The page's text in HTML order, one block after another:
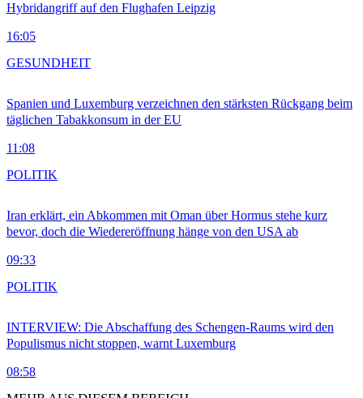
Hybridangriff auf den Flughafen Leipzig
16:05
Spanien und Luxemburg verzeichnen den stärksten Rückgang beim
täglichen Tabakkonsum in der EU
11:08
GESUNDHEIT
Iran erklärt, ein Abkommen mit Oman über Hormus stehe kurz
bevor, doch die Wiedereröffnung hänge von den USA ab
09:33
POLITIK
INTERVIEW: Die Abschaffung des Schengen-Raums wird den
Populismus nicht stoppen, warnt Luxemburg
08:58
POLITIK